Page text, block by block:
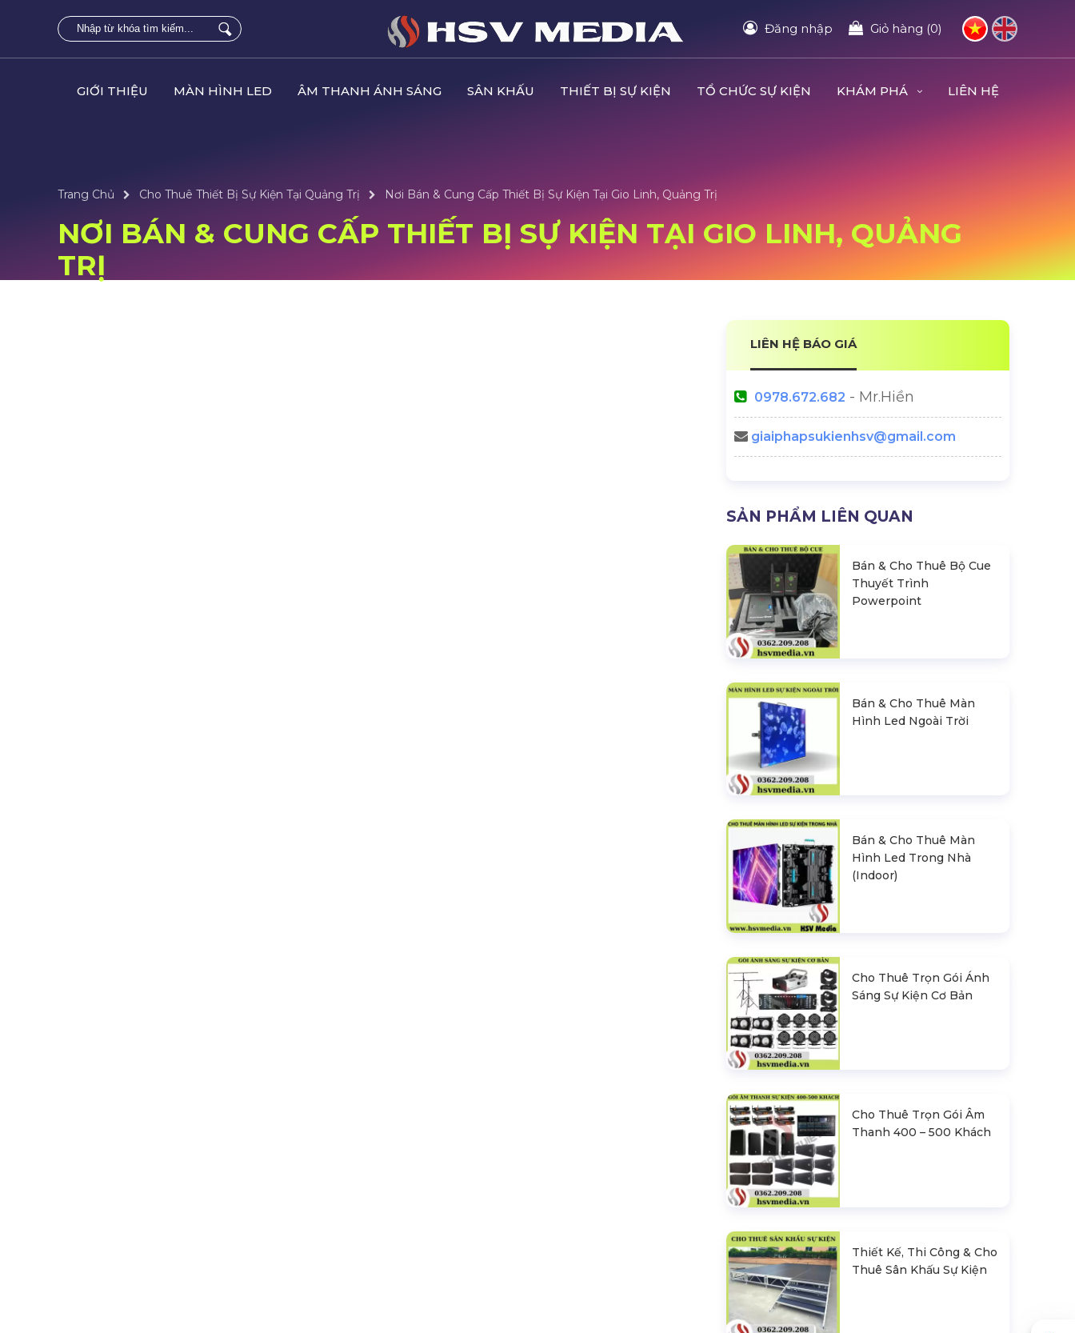
Đăng nhập Giỏ hàng (0)
GIỚI THIỆU MÀN HÌNH LED ÂM THANH ÁNH SÁNG SÂN KHẤU THIẾT BỊ SỰ KIỆN TỔ CHỨC SỰ KIỆN KHÁM PHÁ LIÊN HỆ
Trang Chủ Cho Thuê Thiết Bị Sự Kiện Tại Quảng Trị Nơi Bán & Cung Cấp Thiết Bị Sự Kiện Tại Gio Linh, Quảng Trị
NƠI BÁN & CUNG CẤP THIẾT BỊ SỰ KIỆN TẠI GIO LINH, QUẢNG
TRỊ
LIÊN HỆ BÁO GIÁ
0978.672.682 - Mr.Hiền
giaiphapsukienhsv@gmail.com
SẢN PHẨM LIÊN QUAN
Bán & Cho Thuê Bộ Cue
Thuyết Trình
Powerpoint
Bán & Cho Thuê Màn
Hình Led Ngoài Trời
Bán & Cho Thuê Màn
Hình Led Trong Nhà
(Indoor)
Cho Thuê Trọn Gói Ánh
Sáng Sự Kiện Cơ Bản
Cho Thuê Trọn Gói Âm
Thanh 400 – 500 Khách
Thiết Kế, Thi Công & Cho
Thuê Sân Khấu Sự Kiện